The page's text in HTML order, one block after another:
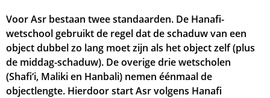
Voor Asr bestaan twee standaarden. De Hanafi-
wetschool gebruikt de regel dat de schaduw van een
object dubbel zo lang moet zijn als het object zelf (plus
de middag-schaduw). De overige drie wetscholen
(Shafi‘i, Maliki en Hanbali) nemen éénmaal de
objectlengte. Hierdoor start Asr volgens Hanafi